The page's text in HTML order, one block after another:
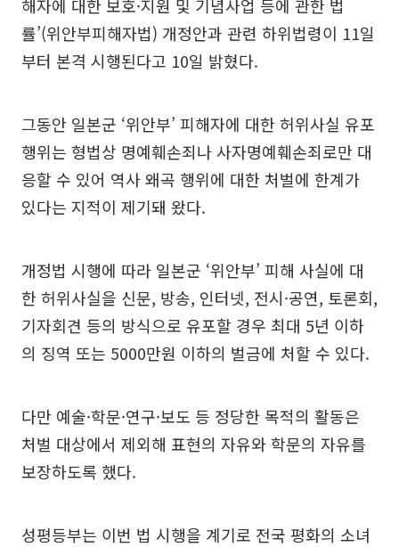
해자에 대한 보호·지원 및 기념사업 등에 관한 법
률’(위안부피해자법) 개정안과 관련 하위법령이 11일
부터 본격 시행된다고 10일 밝혔다.
그동안 일본군 ‘위안부’ 피해자에 대한 허위사실 유포
행위는 형법상 명예훼손죄나 사자명예훼손죄로만 대
응할 수 있어 역사 왜곡 행위에 대한 처벌에 한계가
있다는 지적이 제기돼 왔다.
개정법 시행에 따라 일본군 ‘위안부’ 피해 사실에 대
한 허위사실을 신문, 방송, 인터넷, 전시·공연, 토론회,
기자회견 등의 방식으로 유포할 경우 최대 5년 이하
의 징역 또는 5000만원 이하의 벌금에 처할 수 있다.
다만 예술·학문·연구·보도 등 정당한 목적의 활동은
처벌 대상에서 제외해 표현의 자유와 학문의 자유를
보장하도록 했다.
성평등부는 이번 법 시행을 계기로 전국 평화의 소녀